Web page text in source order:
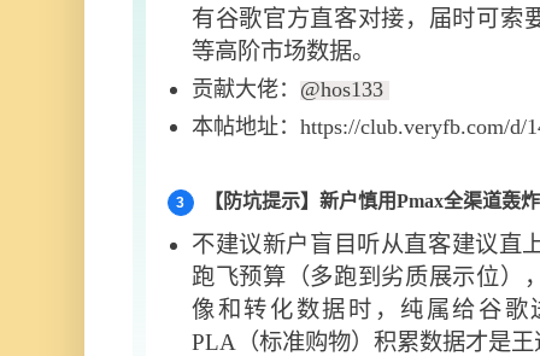
有谷歌官方直客对接，届时可索
等高阶市场数据。
贡献大佬： @hos133
本帖地址：https://club.veryfb.com/d/
3 【防坑提示】新户慎用Pmax全渠道轰炸
不建议新户盲目听从直客建议直
跑飞预算（多跑到劣质展示位）
像和转化数据时，纯属给谷歌
PLA（标准购物）积累数据才是王